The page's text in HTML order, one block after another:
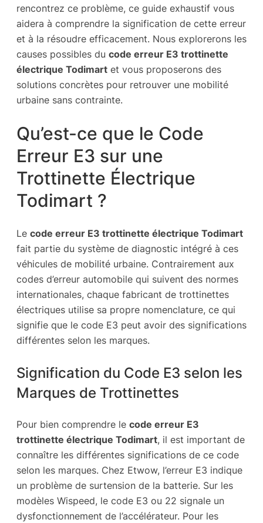
rencontrez ce problème, ce guide exhaustif vous
aidera à comprendre la signification de cette erreur
et à la résoudre efficacement. Nous explorerons les
causes possibles du code erreur E3 trottinette
électrique Todimart et vous proposerons des
solutions concrètes pour retrouver une mobilité
urbaine sans contrainte.
Qu’est-ce que le Code
Erreur E3 sur une
Trottinette Électrique
Todimart ?
Le code erreur E3 trottinette électrique Todimart
fait partie du système de diagnostic intégré à ces
véhicules de mobilité urbaine. Contrairement aux
codes d’erreur automobile qui suivent des normes
internationales, chaque fabricant de trottinettes
électriques utilise sa propre nomenclature, ce qui
signifie que le code E3 peut avoir des significations
différentes selon les marques.
Signification du Code E3 selon les
Marques de Trottinettes
Pour bien comprendre le code erreur E3
trottinette électrique Todimart, il est important de
connaître les différentes significations de ce code
selon les marques. Chez Etwow, l’erreur E3 indique
un problème de surtension de la batterie. Sur les
modèles Wispeed, le code E3 ou 22 signale un
dysfonctionnement de l’accélérateur. Pour les